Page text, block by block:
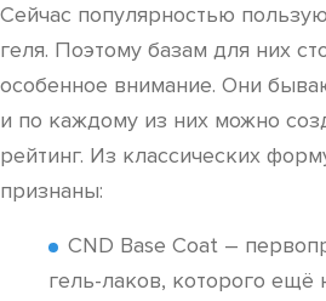
Сейчас популярностью
геля. Поэтому базам для них
особенное внимание. Они
и по каждому из них можно
рейтинг. Из классических
признаны:
CND Base Coat –
гель-лаков, которого ещё